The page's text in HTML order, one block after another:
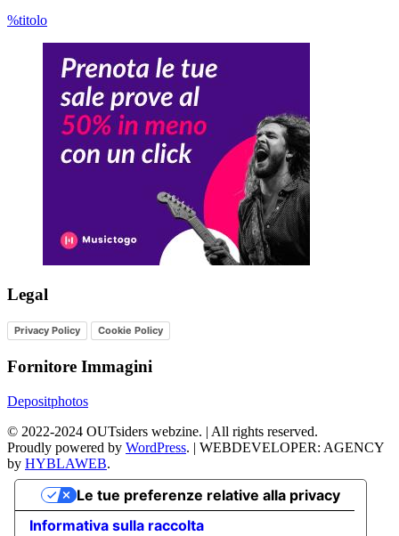
%titolo
Legal
Privacy Policy Cookie Policy
Fornitore Immagini
Depositphotos
© 2022-2024 OUTsiders webzine. | All rights reserved.
Proudly powered by WordPress. | WEBDEVELOPER: AGENCY
by HYBLAWEB.
Informativa sulla raccolta
Le tue preferenze relative alla privacy